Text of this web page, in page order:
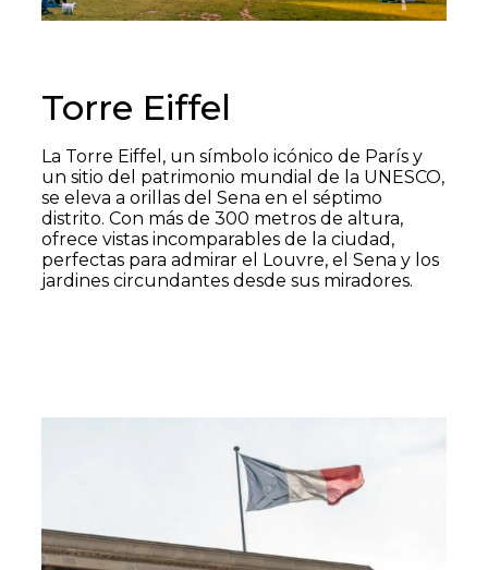
Torre Eiffel
La Torre Eiffel, un símbolo icónico de París y
un sitio del patrimonio mundial de la UNESCO,
se eleva a orillas del Sena en el séptimo
distrito. Con más de 300 metros de altura,
ofrece vistas incomparables de la ciudad,
perfectas para admirar el Louvre, el Sena y los
jardines circundantes desde sus miradores.